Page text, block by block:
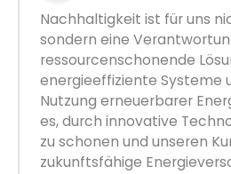
Nachhaltigkeit ist für uns
sondern eine
ressourcenschonende
energieeffiziente Systeme
Nutzung erneuerbarer
es, durch innovative
zu schonen und unseren
zukunftsfähige